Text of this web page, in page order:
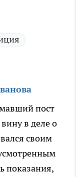
пост
в деле о
своим
показания,